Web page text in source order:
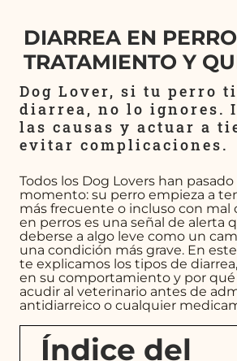
DIARREA EN
TRATAMIENTO Y
Dog Lover, si tu perro
diarrea, no lo ignores.
las causas y actuar a
evitar complicaciones.
Todos los Dog Lovers han pasado
momento: su perro empieza a
más frecuente o incluso con mal
en perros es una señal de alerta
deberse a algo leve como un
una condición más grave. En
te explicamos los tipos de
en su comportamiento y por
acudir al veterinario antes de
antidiarreico o cualquier
Índice del